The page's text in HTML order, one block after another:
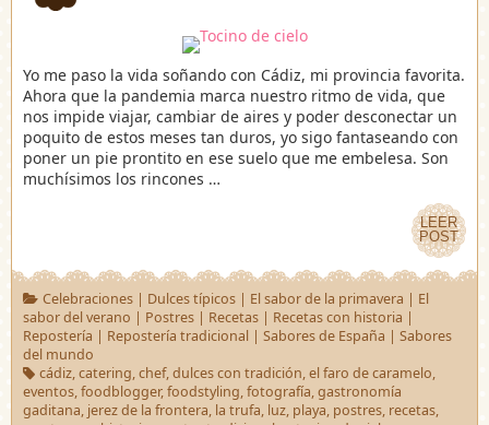
Yo me paso la vida soñando con Cádiz, mi provincia favorita.
Ahora que la pandemia marca nuestro ritmo de vida, que
nos impide viajar, cambiar de aires y poder desconectar un
poquito de estos meses tan duros, yo sigo fantaseando con
poner un pie prontito en ese suelo que me embelesa. Son
muchísimos los rincones …
LEER
POST
LEER
POST
Celebraciones| Dulces típicos| El sabor de la primavera | El
sabor del verano | Postres | Recetas | Recetas con historia |
Repostería | Repostería tradicional | Sabores de España | Sabores
del mundo
cádiz,catering,chef,dulces con tradición,el faro de caramelo,
eventos,foodblogger,foodstyling,fotografía,gastronomía
gaditana, jerez de la frontera, la trufa, luz, playa, postres, recetas,